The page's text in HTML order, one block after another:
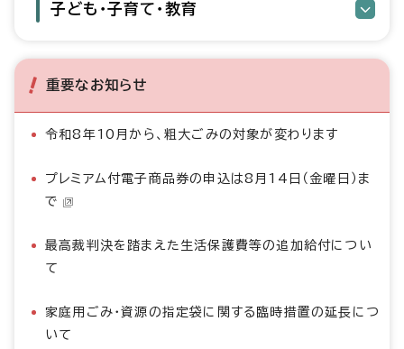
子ども・子育て・教育
重要なお知らせ
令和8年10月から、粗大ごみの対象が変わります
プレミアム付電子商品券の申込は8月14日（金曜日）ま
で
最高裁判決を踏まえた生活保護費等の追加給付につい
て
家庭用ごみ・資源の指定袋に関する臨時措置の延長につ
いて